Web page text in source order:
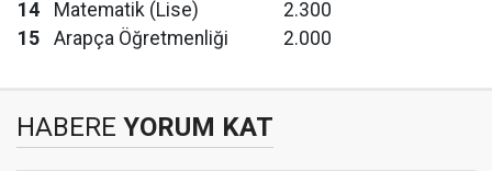
14
Matematik (Lise)
2.300
15
Arapça Öğretmenliği 2.000
HABERE YORUM KAT